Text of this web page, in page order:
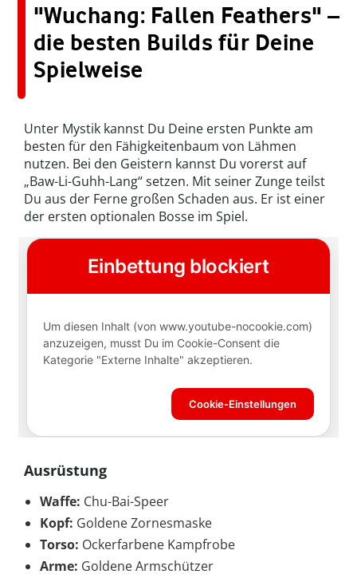
"Wuchang: Fallen Feathers" –
die besten Builds für Deine
Spielweise
Unter Mystik kannst Du Deine ersten Punkte am
besten für den Fähigkeitenbaum von Lähmen
nutzen. Bei den Geistern kannst Du vorerst auf
„Baw-Li-Guhh-Lang“ setzen. Mit seiner Zunge teilst
Du aus der Ferne großen Schaden aus. Er ist einer
der ersten optionalen Bosse im Spiel.
Ausrüstung
Waffe: Chu-Bai-Speer
Kopf: Goldene Zornesmaske
Torso: Ockerfarbene Kampfrobe
Arme: Goldene Armschützer